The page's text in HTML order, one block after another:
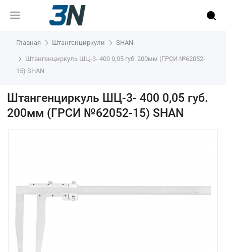
Главная Штангенциркули SHAN
Штангенциркуль ШЦ-3- 400 0,05 губ. 200мм (ГРСИ №62052-
15) SHAN
Штангенциркуль ШЦ-3- 400 0,05 губ.
200мм (ГРСИ №62052-15) SHAN